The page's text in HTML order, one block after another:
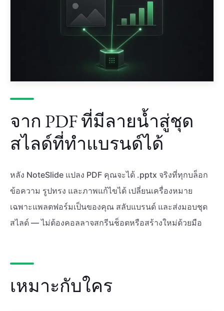
จาก PDF ที่มีลายน้ำสู่ชุด
สไลด์ที่ทำแบรนด์ได้
หลัง NoteSlide แปลง PDF คุณจะได้ .pptx จริงที่ทุกบล็อก
ข้อความ รูปทรง และภาพแก้ไขได้ เปลี่ยนเครื่องหมาย
เฉพาะแพลตฟอร์มเป็นของคุณ สลับแบรนด์ และส่งมอบชุด
สไลด์ — ไม่ต้องคอลลาจสกรีนช็อตหรือสร้างใหม่ด้วยมือ
เหมาะกับใคร